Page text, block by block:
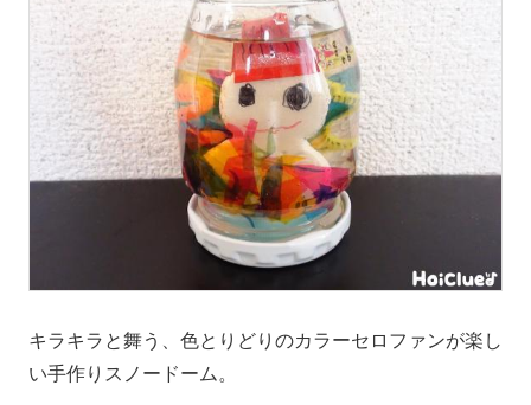
キラキラと舞う、色とりどりのカラーセロファンが楽し
い手作りスノードーム。